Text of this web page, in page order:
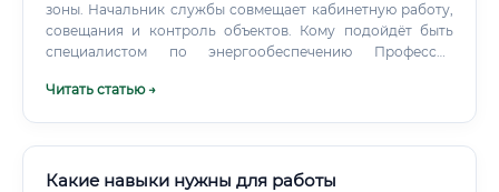
зоны. Начальник службы совмещает кабинетную работу,
совещания и контроль объектов. Кому подойдёт быть
специалистом по энергообеспечению Профессия
технических системах и находить причины
Читать статью →
Какие навыки нужны для работы